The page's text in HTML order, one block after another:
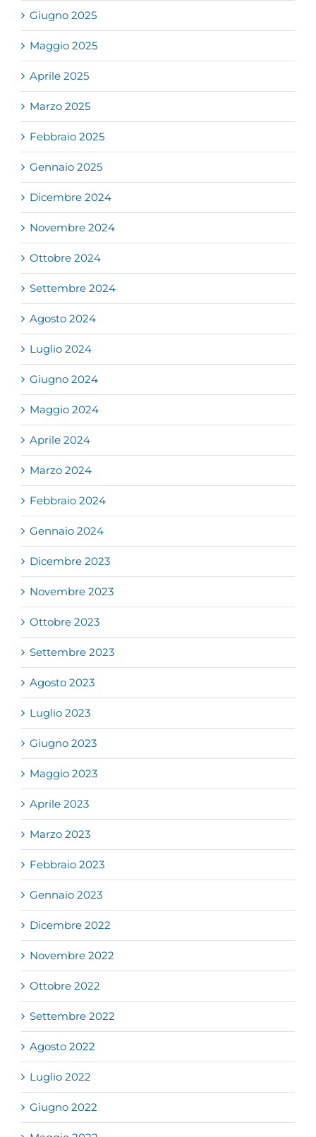
Giugno 2025
Maggio 2025
Aprile 2025
Marzo 2025
Febbraio 2025
Gennaio 2025
Dicembre 2024
Novembre 2024
Ottobre 2024
Settembre 2024
Agosto 2024
Luglio 2024
Giugno 2024
Maggio 2024
Aprile 2024
Marzo 2024
Febbraio 2024
Gennaio 2024
Dicembre 2023
Novembre 2023
Ottobre 2023
Settembre 2023
Agosto 2023
Luglio 2023
Giugno 2023
Maggio 2023
Aprile 2023
Marzo 2023
Febbraio 2023
Gennaio 2023
Dicembre 2022
Novembre 2022
Ottobre 2022
Settembre 2022
Agosto 2022
Luglio 2022
Giugno 2022